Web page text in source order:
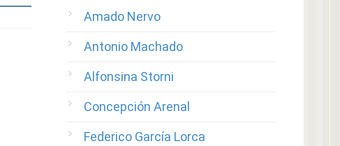
Amado Nervo
Antonio Machado
Alfonsina Storni
Concepción Arenal
Federico García Lorca